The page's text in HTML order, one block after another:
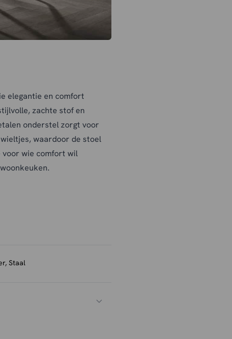
elegantie en comfort
zachte stof en
onderstel zorgt voor
waardoor de stoel
voor wie comfort wil
te stofzuigen met een
is.
Staal